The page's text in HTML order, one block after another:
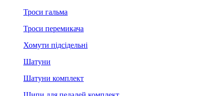
Троси гальма
Троси перемикача
Хомути підсідельні
Шатуни
Шатуни комплект